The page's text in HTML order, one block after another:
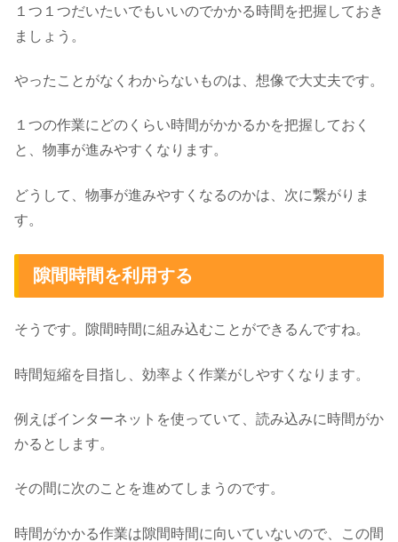
１つ１つだいたいでもいいのでかかる時間を把握しておき
ましょう。
やったことがなくわからないものは、想像で大丈夫です。
１つの作業にどのくらい時間がかかるかを把握しておく
と、物事が進みやすくなります。
どうして、物事が進みやすくなるのかは、次に繋がりま
す。
隙間時間を利用する
そうです。隙間時間に組み込むことができるんですね。
時間短縮を目指し、効率よく作業がしやすくなります。
例えばインターネットを使っていて、読み込みに時間がか
かるとします。
その間に次のことを進めてしまうのです。
時間がかかる作業は隙間時間に向いていないので、この間